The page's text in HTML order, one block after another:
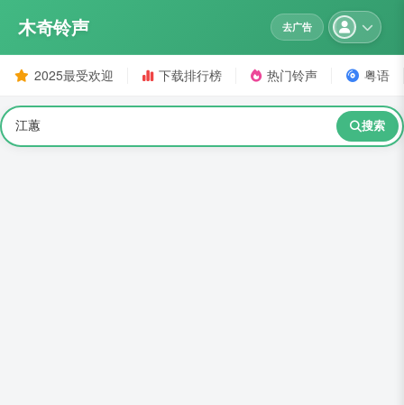
木奇铃声 去广告
2025最受欢迎 下载排行榜 热门铃声 粤语
搜索